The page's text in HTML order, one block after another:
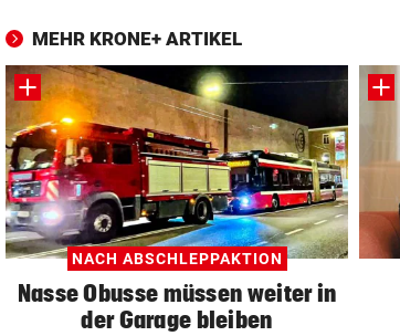
MEHR KRONE+ ARTIKEL
NACH ABSCHLEPPAKTION
Nasse Obusse müssen weiter in
der Garage bleiben